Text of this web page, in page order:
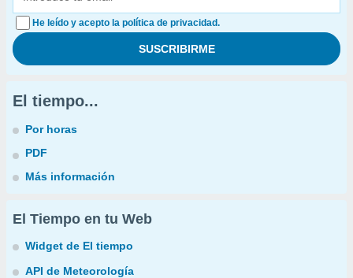
He leído y acepto la política de privacidad.
El tiempo...
Por horas
PDF
Más información
El Tiempo en tu Web
Widget de El tiempo
API de Meteorología